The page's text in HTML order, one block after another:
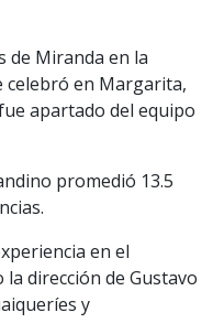
de Miranda en la
celebró en Margarita,
apartado del equipo
promedió 13.5
en el
dirección de Gustavo
y